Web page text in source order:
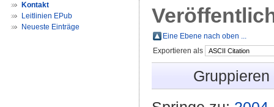
Kontakt
Leitlinien EPub
Neueste Einträge
Eine Ebene nach oben ...
Exportieren als